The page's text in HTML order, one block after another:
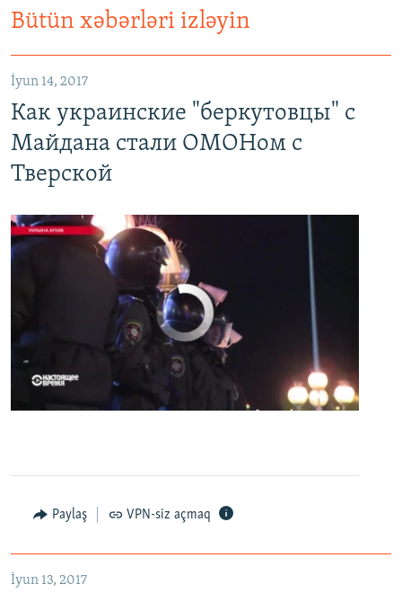
Bütün xəbərləri izləyin
İyun 14, 2017
Как украинские "беркутовцы" с
Майдана стали ОМОНом с
Тверской
No media source currently available
Paylaş VPN-siz açmaq
İyun 13, 2017
EMBED